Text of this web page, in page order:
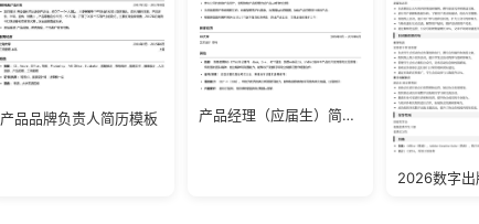
产品品牌负责人简历模板 产品经理（应届生）简历模板